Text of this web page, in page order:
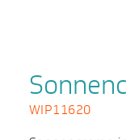
WIP11620